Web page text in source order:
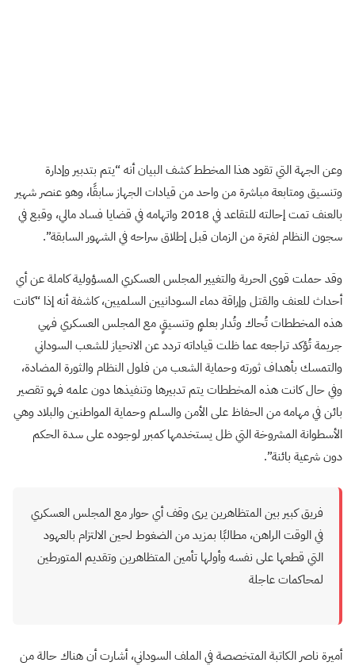
وعن الجهة التي تقود هذا المخطط كشف البيان أنه “يتم بتدبير وإدارة
وتنسيق ومتابعة مباشرة من واحد من قيادات الجهاز سابقًا، وهو عنصر شهير
بالعنف تمت إحالته للتقاعد في 2018 واتهامه في قضايا فساد مالي، وقبع في
سجون النظام لفترة من الزمان قبل إطلاق سراحه في الشهور السابقة”.
وقد حملت قوى الحرية والتغيير المجلس العسكري المسؤولية كاملة عن أي
أحداث للعنف والقتل وإراقة دماء السودانيين السلميين، كاشفة أنه إذا “كانت
هذه المخططات تُحاك وتُدار بعلمٍ وتنسيقٍ مع المجلس العسكري فهي
جريمة تُؤكد تراجعه عما ظلت قياداته تردد عن الانحياز للشعب السوداني
والتمسك بأهداف ثورته وحماية الشعب من فلول النظام والثورة المضادة،
وفي حال كانت هذه المخططات يتم تدبيرها وتنفيذها دون علمه فهو تقصير
بائن في مهامه من الحفاظ على الأمن والسلم وحماية المواطنين والبلاد وهي
الأسطوانة المشروخة التي ظل يستخدمها كمبرر لوجوده على سدة الحكم
دون شرعية بائنة”.
فريق كبير بين المتظاهرين يرى وقف أي حوار مع المجلس العسكري
في الوقت الراهن، مطالبًا بمزيد من الضغوط لحين الالتزام بالعهود
التي قطعها على نفسه وأولها تأمين المتظاهرين وتقديم المتورطين
لمحاكمات عاجلة
أميرة ناصر الكاتبة المتخصصة في الملف السوداني، أشارت أن هناك حالة من